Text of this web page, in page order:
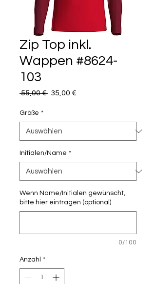
Zip Top inkl.
Wappen #8624-
103
55,00 € Standardpreis
35,00 €
Größe *
Initialen/Name *
Wenn Name/Initialen gewünscht,
bitte hier eintragen (optional)
0/100
Anzahl *